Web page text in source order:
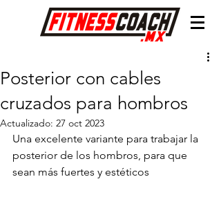
Posterior con cables
cruzados para hombros
Actualizado: 27 oct 2023
Una excelente variante para trabajar la
posterior de los hombros, para que
sean más fuertes y estéticos